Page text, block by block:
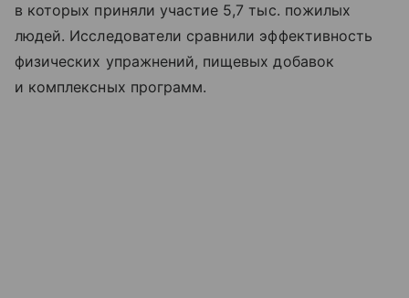
в которых приняли участие 5,7 тыс. пожилых
людей. Исследователи сравнили эффективность
физических упражнений, пищевых добавок
и комплексных программ.